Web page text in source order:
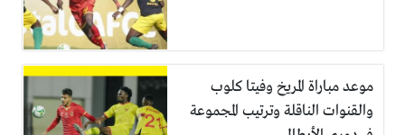
موعد مباراة المريخ وفيتا كلوب
والقنوات الناقلة وترتيب المجموعة